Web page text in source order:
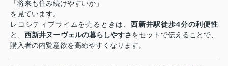
「将来も住み続けやすいか」
を見ています。
レコシティプライムを売るときは、西新井駅徒歩4分の利便性
と、西新井ヌーヴェルの暮らしやすさをセットで伝えることで、
購入者の内覧意欲を高めやすくなります。